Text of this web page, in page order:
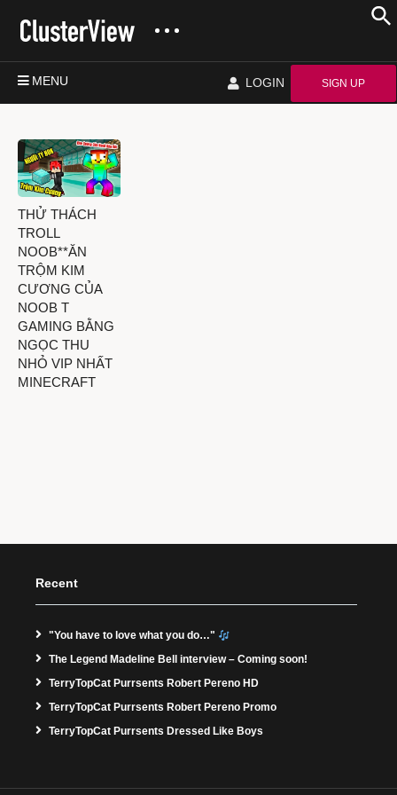
MENU LOGIN SIGN UP
THỬ THÁCH
TROLL
NOOB**ĂN
TRỘM KIM
CƯƠNG CỦA
NOOB T
GAMING BẰNG
NGỌC THU
NHỎ VIP NHẤT
MINECRAFT
Recent
"You have to love what you do…"
The Legend Madeline Bell interview – Coming soon!
TerryTopCat Purrsents Robert Pereno HD
TerryTopCat Purrsents Robert Pereno Promo
TerryTopCat Purrsents Dressed Like Boys